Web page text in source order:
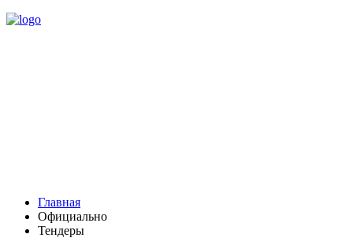
Главная
Официально
Тендеры